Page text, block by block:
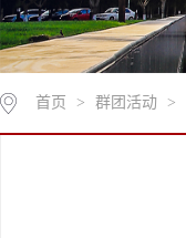
首页 > 群团活动 >